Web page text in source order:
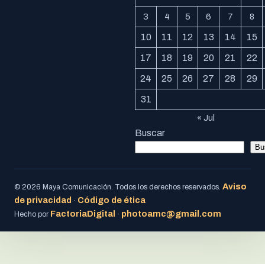
3 4 5 6 7 8
10 11 12 13 14 15
17 18 19 20 21 22
24 25 26 27 28 29
31
« Jul
Buscar
© 2026 Maya Comunicación. Todos los derechos reservados. Aviso
de privacidad · Código de ética
Hecho por FactoriaDigital · photoamc@gmail.com